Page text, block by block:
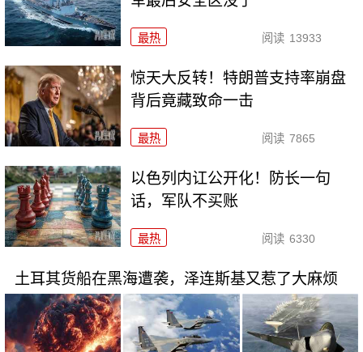
最热 阅读 13933
惊天大反转！特朗普支持率崩盘
背后竟藏致命一击
最热 阅读 7865
以色列内讧公开化！防长一句
话，军队不买账
最热 阅读 6330
土耳其货船在黑海遭袭，泽连斯基又惹了大麻烦